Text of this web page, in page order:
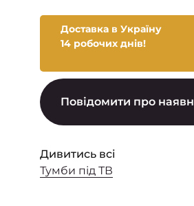
Доставка в Україну
14 робочих днів!
Повідомити про
Дивитись всі
Тумби під ТВ